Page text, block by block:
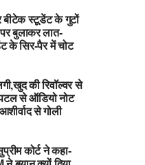
बीटेक ​​​​​​​स्टूडेंट के गुटों
बुलाकर लात-
के सिर-पैर में चोट
की रिवॉल्वर से
से ऑडियो नोट
से गोली
कोर्ट ने कहा-